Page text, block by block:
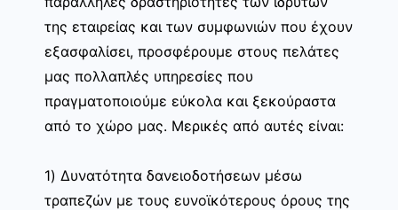
της εταιρείας και των συμφωνιών που έχουν
εξασφαλίσει, προσφέρουμε στους πελάτες
μας πολλαπλές υπηρεσίες που
πραγματοποιούμε εύκολα και ξεκούραστα
από το χώρο μας. Μερικές από αυτές είναι:
1) Δυνατότητα δανειοδοτήσεων μέσω
τραπεζών με τους ευνοϊκότερους όρους της